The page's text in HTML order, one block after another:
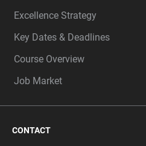
Excellence Strategy
Key Dates & Deadlines
Course Overview
Job Market
CONTACT